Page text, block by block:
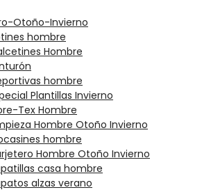
Otoño-Invierno
hombre
Hombre
hombre
Plantillas Invierno
Tex Hombre
Hombre Otoño Invierno
hombre
Hombre Otoño Invierno
casa hombre
alzas verano